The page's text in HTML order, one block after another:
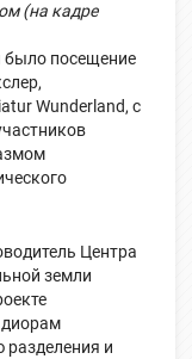
(на кадре
посещение
Wunderland, с
Центра
земли
разделения и